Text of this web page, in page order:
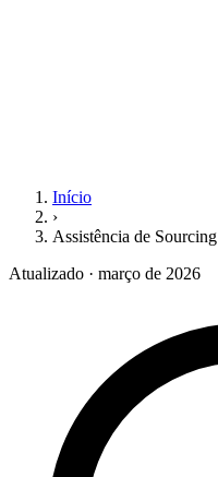
Início
›
Assistência de Sourcing
Atualizado · março de 2026